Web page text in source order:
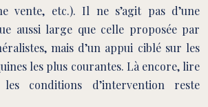
vente, etc.). Il ne s’agit pas d’une
aussi large que celle proposée par
mais d’un appui ciblé sur les
les plus courantes. Là encore, lire
conditions d’intervention reste